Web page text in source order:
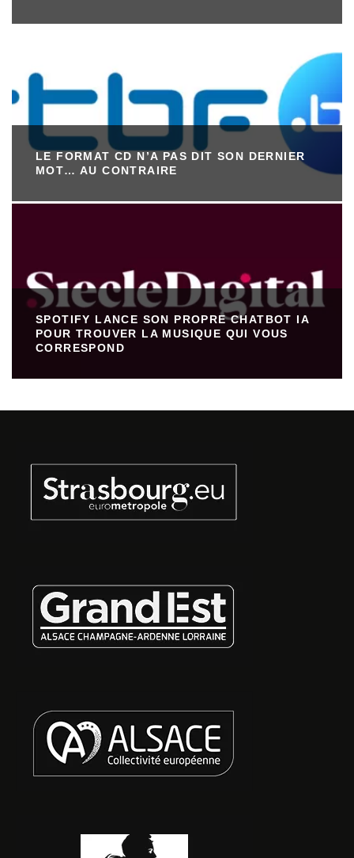
LE FORMAT CD N’A PAS DIT SON DERNIER
MOT… AU CONTRAIRE
SPOTIFY LANCE SON PROPRE CHATBOT IA
POUR TROUVER LA MUSIQUE QUI VOUS
CORRESPOND